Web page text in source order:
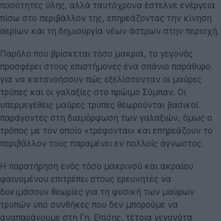
ποσότητες ύλης, αλλά ταυτόχρονα έστελνε ενέργεια
πίσω στο περιβάλλον της, επηρεάζοντας την κίνηση
αερίων και τη δημιουργία νέων άστρων στην περιοχή.
Παρόλο που βρίσκεται τόσο μακριά, το γεγονός
προσφέρει στους επιστήμονες ένα σπάνιο παράθυρο
για να κατανοήσουν πώς εξελίσσονταν οι μαύρες
τρύπες και οι γαλαξίες στο πρώιμο Σύμπαν. Οι
υπερμεγέθεις μαύρες τρύπες θεωρούνται βασικοί
παράγοντες στη διαμόρφωση των γαλαξιών, όμως ο
τρόπος με τον οποίο «τρέφονται» και επηρεάζουν το
περιβάλλον τους παραμένει εν πολλοίς άγνωστος.
Η παρατήρηση ενός τόσο μακρινού και ακραίου
φαινομένου επιτρέπει στους ερευνητές να
δοκιμάσουν θεωρίες για τη φυσική των μαύρων
τρυπών υπό συνθήκες που δεν μπορούμε να
αναπαράγουμε στη Γη. Επίσης, τέτοια γεγονότα